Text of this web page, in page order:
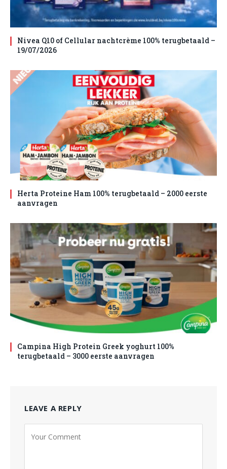
Nivea Q10 of Cellular nachtcrème 100% terugbetaald –
19/07/2026
Herta Proteine Ham 100% terugbetaald – 2000 eerste
aanvragen
Campina High Protein Greek yoghurt 100%
terugbetaald – 3000 eerste aanvragen
LEAVE A REPLY